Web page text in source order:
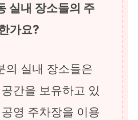
실내 장소들의 주
가요?
의 실내 장소들은
간을 보유하고 있
영 주차장을 이용